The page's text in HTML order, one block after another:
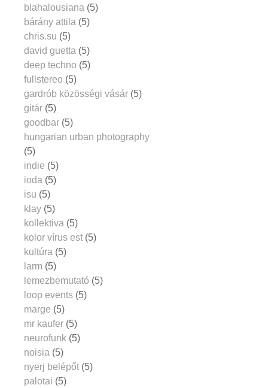
blahalousiana (5)
bárány attila (5)
chris.su (5)
david guetta (5)
deep techno (5)
fullstereo (5)
gardrób közösségi vásár (5)
gitár (5)
goodbar (5)
hungarian urban photography
(5)
indie (5)
ioda (5)
isu (5)
klay (5)
kollektiva (5)
kolor vírus est (5)
kultúra (5)
larm (5)
lemezbemutató (5)
loop events (5)
marge (5)
mr kaufer (5)
neurofunk (5)
noisia (5)
nyerj belépőt (5)
palotai (5)